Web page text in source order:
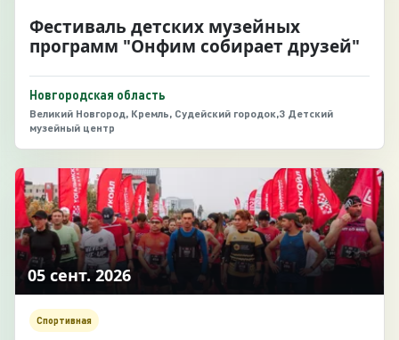
Фестиваль детских музейных
программ "Онфим собирает друзей"
Новгородская область
Великий Новгород, Кремль, Судейский городок,3 Детский
музейный центр
05 сент. 2026
Спортивная